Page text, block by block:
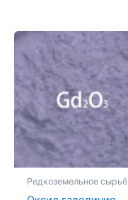
Редкоземельное сырьё